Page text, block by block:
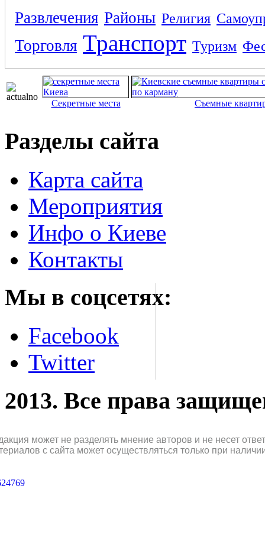
Развлечения Районы Религия
Торговля Транспорт Туризм
Секретные места Съемные
Разделы сайта
Карта сайта
Мероприятия
Инфо о Киеве
Контакты
Мы в соцсетях:
Facebook
Twitter
2013. Все права
может не разделять мнение авторов и не несет
с сайта может осуществляться только при